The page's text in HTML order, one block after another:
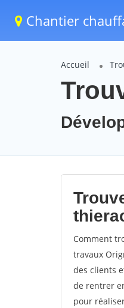
Chantier
Accueil
Comment
travaux
des clients
de rentrer
pour